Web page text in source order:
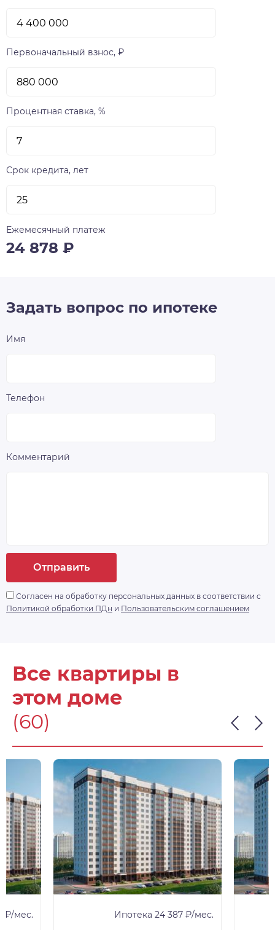
Первоначальный взнос, ₽
Процентная ставка, %
Срок кредита, лет
Ежемесячный платеж
24 878 ₽
Задать вопрос по ипотеке
Имя
Телефон
Комментарий
Отправить
Согласен на обработку персональных данных в соответствии с
Политикой обработки ПДн и Пользовательским соглашением
Все квартиры в
этом доме
(60)
₽/мес.
Ипотека 24 387 ₽/мес.